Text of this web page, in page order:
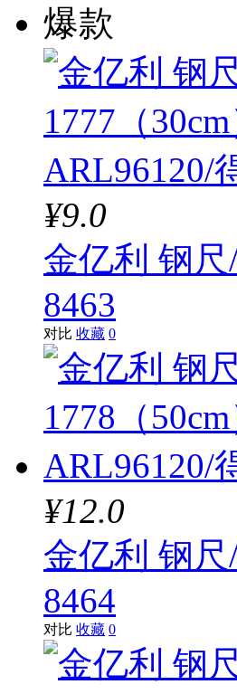
爆款
¥9.0
金亿利 钢
8463
对比 收藏 0
¥12.0
金亿利 钢
8464
对比 收藏 0